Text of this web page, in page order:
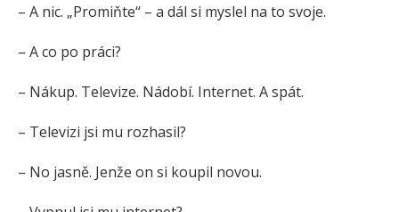
– A nic. „Promiňte“ – a dál si myslel na to svoje.
– A co po práci?
– Nákup. Televize. Nádobí. Internet. A spát.
– Televizi jsi mu rozhasil?
– No jasně. Jenže on si koupil novou.